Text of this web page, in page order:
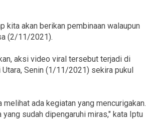
kita akan berikan pembinaan walaupun
(2/11/2021).
aksi video viral tersebut terjadi di
Senin (1/11/2021) sekira pukul
ada kegiatan yang mencurigakan.
sudah dipengaruhi miras," kata Iptu